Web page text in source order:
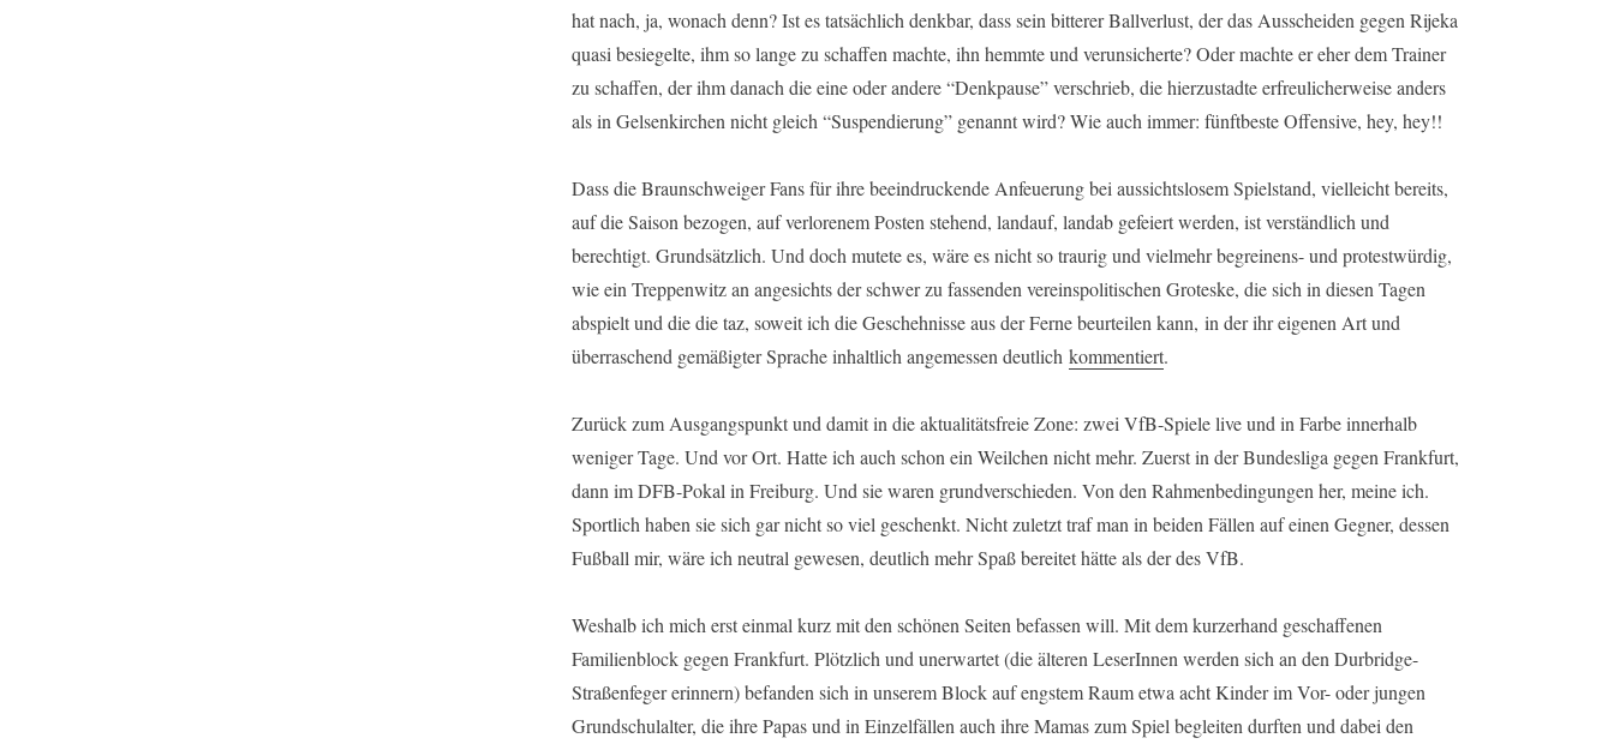
hat nach, ja, wonach denn? Ist es tatsächlich denkbar, dass sein bitterer Ballverlust, der das Ausscheiden gegen Rijeka
quasi besiegelte, ihm so lange zu schaffen machte, ihn hemmte und verunsicherte? Oder machte er eher dem Trainer
zu schaffen, der ihm danach die eine oder andere “Denkpause” verschrieb, die hierzustadte erfreulicherweise anders
als in Gelsenkirchen nicht gleich “Suspendierung” genannt wird? Wie auch immer: fünftbeste Offensive, hey, hey!!
Dass die Braunschweiger Fans für ihre beeindruckende Anfeuerung bei aussichtslosem Spielstand, vielleicht bereits,
auf die Saison bezogen, auf verlorenem Posten stehend, landauf, landab gefeiert werden, ist verständlich und
berechtigt. Grundsätzlich. Und doch mutete es, wäre es nicht so traurig und vielmehr begreinens- und protestwürdig,
wie ein Treppenwitz an angesichts der schwer zu fassenden vereinspolitischen Groteske, die sich in diesen Tagen
abspielt und die die taz, soweit ich die Geschehnisse aus der Ferne beurteilen kann, in der ihr eigenen Art und
überraschend gemäßigter Sprache inhaltlich angemessen deutlichkommentiert.
Zurück zum Ausgangspunkt und damit in die aktualitätsfreie Zone: zwei VfB-Spiele live und in Farbe innerhalb
weniger Tage. Und vor Ort. Hatte ich auch schon ein Weilchen nicht mehr. Zuerst in der Bundesliga gegen Frankfurt,
dann im DFB-Pokal in Freiburg. Und sie waren grundverschieden. Von den Rahmenbedingungen her, meine ich.
Sportlich haben sie sich gar nicht so viel geschenkt. Nicht zuletzt traf man in beiden Fällen auf einen Gegner, dessen
Fußball mir, wäre ich neutral gewesen, deutlich mehr Spaß bereitet hätte als der des VfB.
Weshalb ich mich erst einmal kurz mit den schönen Seiten befassen will. Mit dem kurzerhand geschaffenen
Familienblock gegen Frankfurt. Plötzlich und unerwartet (die älteren LeserInnen werden sich an den Durbridge-
Straßenfeger erinnern) befanden sich in unserem Block auf engstem Raum etwa acht Kinder im Vor- oder jungen
Grundschulalter, die ihre Papas und in Einzelfällen auch ihre Mamas zum Spiel begleiten durften und dabei den